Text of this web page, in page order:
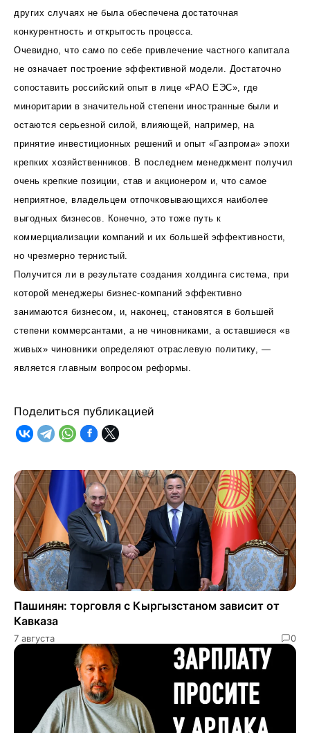
других случаях не была обеспечена достаточная
конкурентность и открытость процесса.
Очевидно, что само по себе привлечение частного капитала
не означает построение эффективной модели. Достаточно
сопоставить российский опыт в лице «РАО ЕЭС», где
миноритарии в значительной степени иностранные были и
остаются серьезной силой, влияющей, например, на
принятие инвестиционных решений и опыт «Газпрома» эпохи
крепких хозяйственников. В последнем менеджмент получил
очень крепкие позиции, став и акционером и, что самое
неприятное, владельцем отпочковывающихся наиболее
выгодных бизнесов. Конечно, это тоже путь к
коммерциализации компаний и их большей эффективности,
но чрезмерно тернистый.
Получится ли в результате создания холдинга система, при
которой менеджеры бизнес-компаний эффективно
занимаются бизнесом, и, наконец, становятся в большей
степени коммерсантами, а не чиновниками, а оставшиеся «в
живых» чиновники определяют отраслевую политику, —
является главным вопросом реформы.
Поделиться публикацией
Пашинян: торговля с Кыргызстаном зависит от
Кавказа
7 августа 0